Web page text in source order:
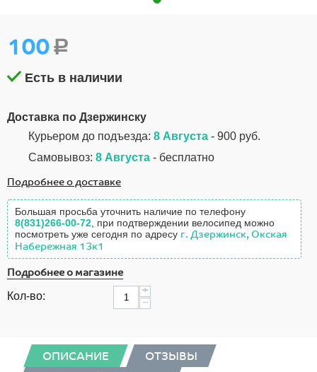
100 Р
Есть в наличии
Доставка по Дзержинску
Курьером до подъезда: 8 Августа - 900 руб.
Самовывоз: 8 Августа - бесплатно
Подробнее о доставке
Большая просьба уточнить наличие по телефону
8(831)266-00-72 , при подтверждении велосипед можно
посмотреть уже сегодня по адресу г. Дзержинск, Окская
Набережная 13к1
Подробнее о магазине
Кол-во:
+
−
ОПИСАНИЕ
ОТЗЫВЫ